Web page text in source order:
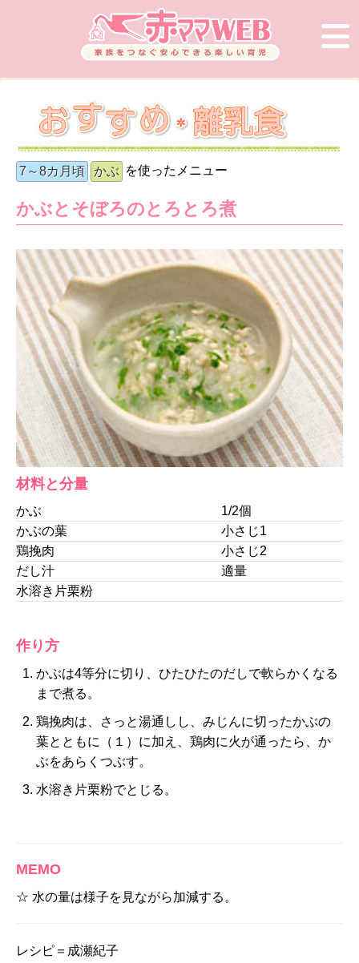
7～8カ月頃 かぶ を使ったメニュー
かぶとそぼろのとろとろ煮
材料と分量
かぶ
1/2個
かぶの葉
小さじ1
鶏挽肉
小さじ2
だし汁
適量
水溶き片栗粉
作り方
かぶは4等分に切り、ひたひたのだしで軟らかくなる
まで煮る。
鶏挽肉は、さっと湯通しし、みじんに切ったかぶの
葉とともに（１）に加え、鶏肉に火が通ったら、か
ぶをあらくつぶす。
水溶き片栗粉でとじる。
MEMO
☆ 水の量は様子を見ながら加減する。
レシピ＝成瀬紀子